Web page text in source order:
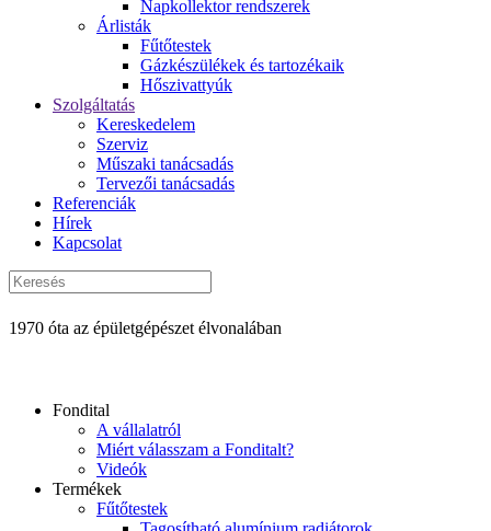
Napkollektor rendszerek
Árlisták
Fűtőtestek
Gázkészülékek és tartozékaik
Hőszivattyúk
Szolgáltatás
Kereskedelem
Szerviz
Műszaki tanácsadás
Tervezői tanácsadás
Referenciák
Hírek
Kapcsolat
1970 óta az épületgépészet élvonalában
Fondital
A vállalatról
Miért válasszam a Fonditalt?
Videók
Termékek
Fűtőtestek